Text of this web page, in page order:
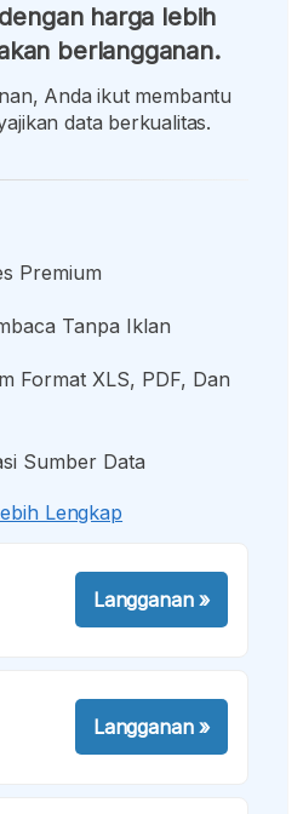
harga lebih
berlangganan.
Anda ikut membantu
data berkualitas.
Premium
Tanpa Iklan
Format XLS, PDF, Dan
Sumber Data
Lengkap
Langganan»
Langganan»